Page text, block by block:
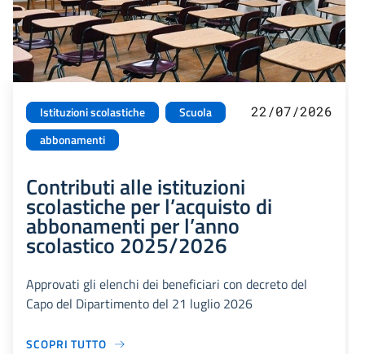
Istituzioni scolastiche
Scuola
abbonamenti
22/07/2026
Contributi alle istituzioni
scolastiche per l’acquisto di
abbonamenti per l’anno
scolastico 2025/2026
Approvati gli elenchi dei beneficiari con decreto del
Capo del Dipartimento del 21 luglio 2026
SCOPRI TUTTO